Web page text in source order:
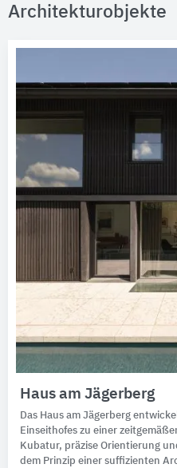
Architekturobjekte
Haus am Jägerberg
Das Haus am Jägerberg
Einseithofes zu einer
Kubatur, präzise Orientierung
dem Prinzip einer suffizienten